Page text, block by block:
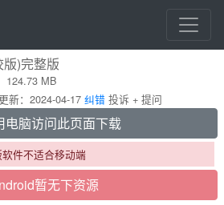
)完整版
124.73 MB
更新：2024-04-17 纠错投诉 + 提问
电脑访问此页面下载
件不适合移动端
暂无下资源